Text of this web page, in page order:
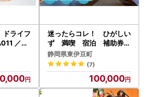
ライフ
／ミ
静岡県
迷ったらコレ！ ひがしい
ず 満喫 宿泊 補助券
（3万円分）E001／静岡
県 東伊豆町
静岡県東伊豆町
(7)
100,000